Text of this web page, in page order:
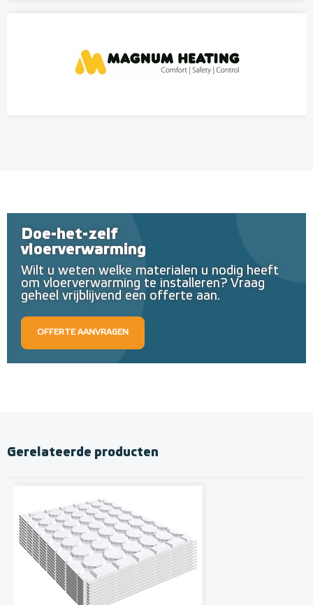
Doe-het-zelf
vloerverwarming
Wilt u weten welke materialen u nodig heeft
om vloerverwarming te installeren? Vraag
geheel vrijblijvend een offerte aan.
OFFERTE AANVRAGEN
Gerelateerde producten